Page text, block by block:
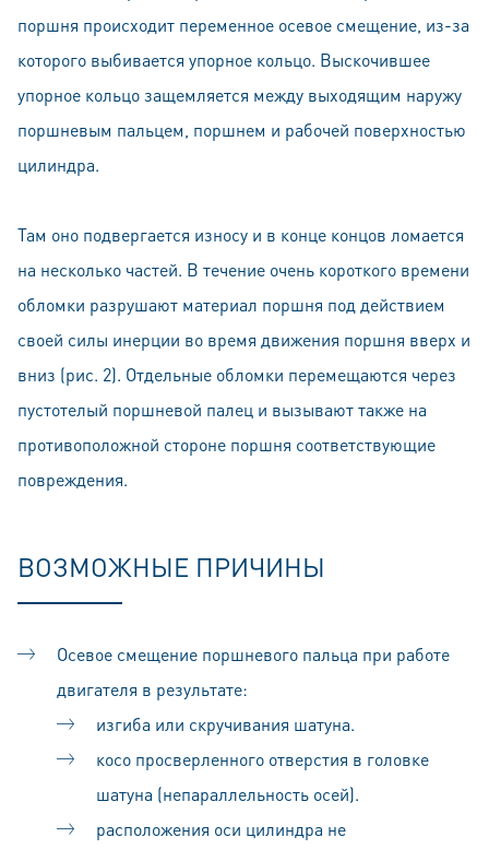
поршня происходит переменное осевое смещение, из-за
которого выбивается упорное кольцо. Выскочившее
упорное кольцо защемляется между выходящим наружу
поршневым пальцем, поршнем и рабочей поверхностью
цилиндра.
Там оно подвергается износу и в конце концов ломается
на несколько частей. В течение очень короткого времени
обломки разрушают материал поршня под действием
своей силы инерции во время движения поршня вверх и
вниз (рис. 2). Отдельные обломки перемещаются через
пустотелый поршневой палец и вызывают также на
противоположной стороне поршня соответствующие
повреждения.
BОЗМОЖНЫE ПРИЧИНЫ
Осевое смещение поршневого пальца при работе
двигателя в результате:
изгиба или скручивания шатуна.
косо просверленного отверстия в головке
шатуна (непараллельность осей).
расположения оси цилиндра не